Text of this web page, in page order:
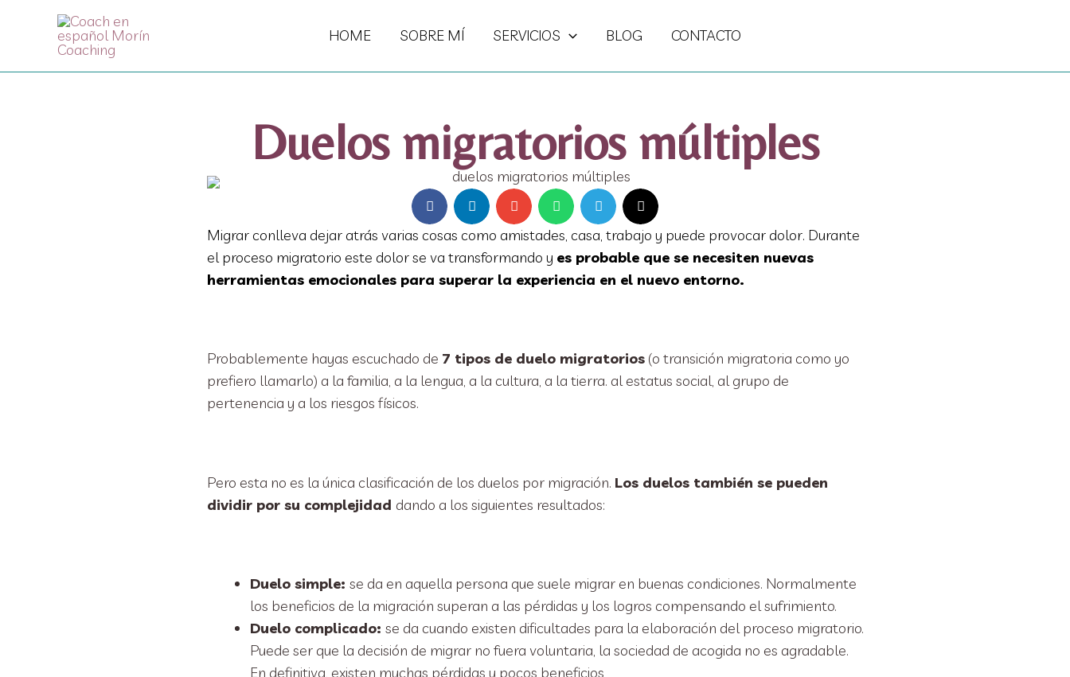
HOME
SOBRE MÍ SERVICIOS BLOG CONTACTO
Duelos migratorios múltiples
Migrar conlleva dejar atrás varias cosas como amistades, casa, trabajo y puede provocar dolor. Durante
el proceso migratorio este dolor se va transformando y es probable que se necesiten nuevas
herramientas emocionales para superar la experiencia en el nuevo entorno.
Probablemente hayas escuchado de 7 tipos de duelo migratorios(o transición migratoria como yo
prefiero llamarlo) a la familia, a la lengua, a la cultura, a la tierra. al estatus social, al grupo de
pertenencia y a los riesgos físicos.
Pero esta no es la única clasificación de los duelos por migración. Los duelos también se pueden
dividir por su complejidad dando a los siguientes resultados:
Duelo simple: se da en aquella persona que suele migrar en buenas condiciones. Normalmente
los beneficios de la migración superan a las pérdidas y los logros compensando el sufrimiento.
Duelo complicado: se da cuando existen dificultades para la elaboración del proceso migratorio.
Puede ser que la decisión de migrar no fuera voluntaria, la sociedad de acogida no es agradable.
En definitiva, existen muchas pérdidas y pocos beneficios